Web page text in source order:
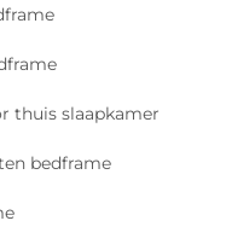
thuis slaapkamer
bedframe